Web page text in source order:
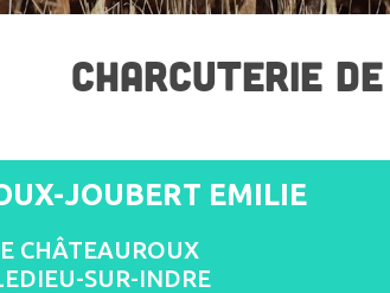
CHARCUTERIE
JOUBERT EMILIE
CHÂTEAUROUX
SUR-INDRE